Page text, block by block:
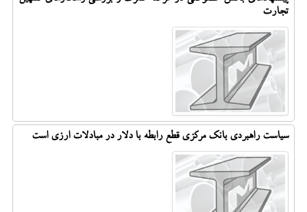
تجارت
سیاست راهبردی بانک مرکزی قطع رابطه با دلار در مبادلات ارزی است